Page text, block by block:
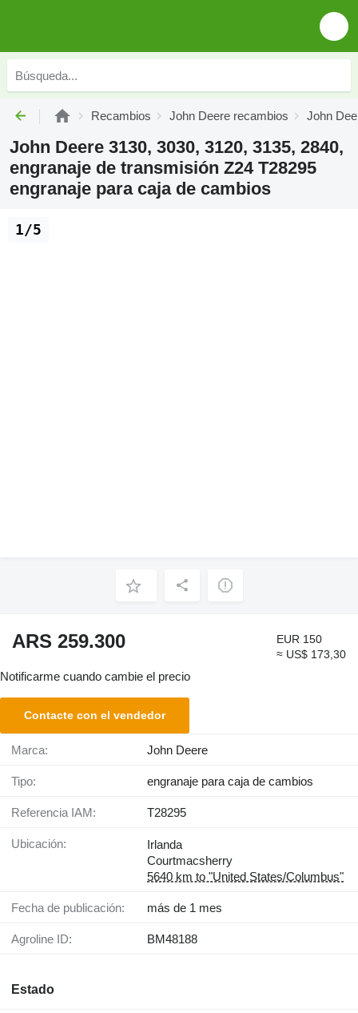
Recambios John Deere recambios John
John Deere 3130, 3030, 3120, 3135, 2840,
engranaje de transmisión Z24 T28295
engranaje para caja de cambios
1/5
ARS 259.300
EUR 150
≈ US$ 173,30
Notificarme cuando cambie el precio
Contacte con el vendedor
Marca: John Deere
Tipo: engranaje para caja de cambios
Referencia IAM: T28295
Ubicación:
Irlanda
Courtmacsherry
5640 km to "United States/Columbus"
Fecha de publicación: más de 1 mes
Agroline ID: BM48188
Estado